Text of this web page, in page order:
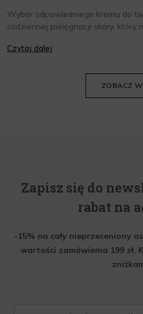
Wybór odpowiedniego kremu do
codziennej pielęgnacji skóry, który
oraz wiedzieć, jak dopasować je do
Czytaj dalej
ZOBACZ
Zapisz się do
rabat na
-15% na cały nieprzeceniony
wartości zamówienia 199 zł.